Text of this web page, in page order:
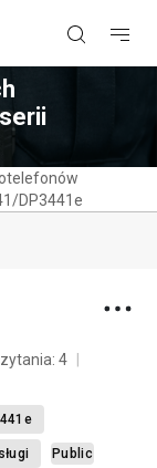
DP3441e
4
Public